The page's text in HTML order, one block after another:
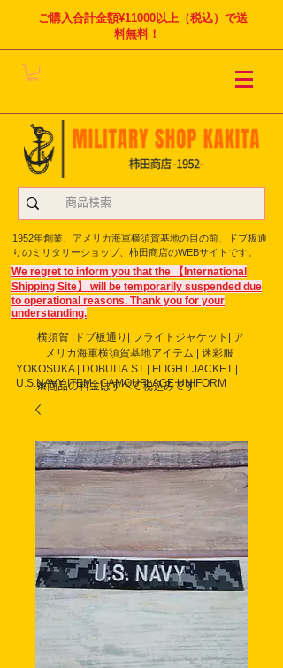
ご購入合計金額¥11000以上（税込）で送
料無料！
1952年創業、アメリカ海軍横須賀基地の目の前、ドブ板通
りのミリタリーショップ、柿田商店のWEBサイトです。
We regret to inform you that the 【International
Shipping Site】 will be temporarily suspended due
to operational reasons. Thank you for your
understanding.
横須賀 |ドブ板通り| フライト ジャケット| ア
メリカ海軍横須賀基地アイテム | 迷彩服
YOKOSUKA | DOBUITA.ST | FLIGHT JACKET |
U.S.NAVY ITEM | CAMOUFLAGE UNIFORM
※商品の料金はすべて税込みです